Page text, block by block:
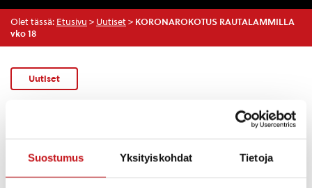
Suostumus Yksityiskohdat Tietoja
Olet tässä: Etusivu > Uutiset > KORONAROKOTUS RAUTALAMMILLA
vko 18
Uutiset
• Jatkamme 55 vuotta täyttäneiden Rautalammin
asukkaiden ajanvarausta ja rokottamista. Myös